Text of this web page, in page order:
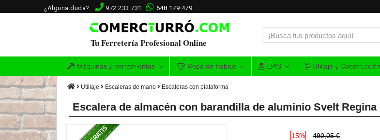
¿Alguna duda? 972 233 731 648 179 479
Tu Ferretería Profesional Online
Máquinas y herramientas Ropa de trabajo EPIS Utillaje y Construcción
Utillaje Escaleras de mano Escaleras con plataforma
Escalera de almacén con barandilla de aluminio Svelt
15% 490,05 €